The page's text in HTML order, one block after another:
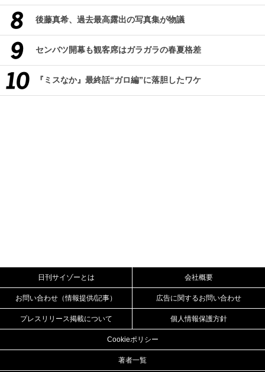
後藤真希、過去最高露出の写真集が物議
センバツ開幕も観客席はガラガラの春夏格差
『ミスなか』最終話“ガロ編”に落胆したワケ
日刊サイゾーとは 会社概要
お問い合わせ（情報提供/記事） 広告に関するお問い合わせ
プレスリリース掲載について 個人情報保護方針
Cookieポリシー
著者一覧